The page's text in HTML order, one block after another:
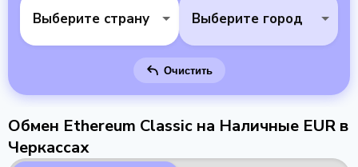
Выберите страну Выберите город
Очистить
Обмен Ethereum Classic на Наличные EUR в
Черкассах